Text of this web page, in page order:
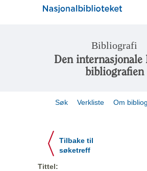
Bibliografi
Den internasjonale
bibliografien
Søk Verkliste Om
Tilbake til
søketreff
Tittel: